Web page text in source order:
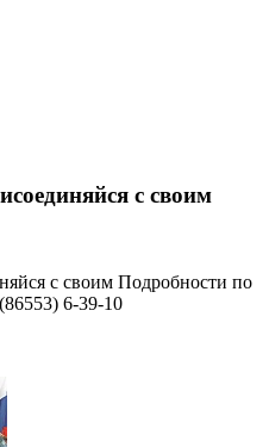
с своим
с своим Подробности по
6-39-10